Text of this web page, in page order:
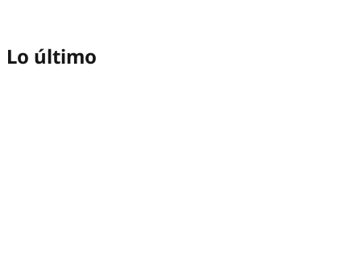
Lo último